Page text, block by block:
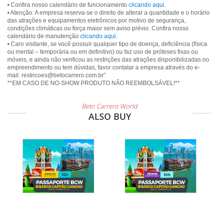
• Confira nosso calendário de funcionamento clicando aqui.
• Atenção: A empresa reserva-se o direito de alterar a quantidade e o horário
das atrações e equipamentos eletrônicos por motivo de segurança,
condições climáticas ou força maior sem aviso prévio. Confira nosso
calendário de manutenção clicando aqui.
• Caro visitante, se você possuir qualquer tipo de doença, deficiência (física
ou mental – temporária ou em definitivo) ou faz uso de próteses fixas ou
móveis, e ainda não verificou as restrições das atrações disponibilizadas no
empreendimento ou tem dúvidas, favor contatar a empresa através do e-
mail: restricoes@betocarrero.com.br”
**EM CASO DE NO-SHOW PRODUTO NÃO REEMBOLSÁVEL!**
Beto Carrero World
ALSO BUY